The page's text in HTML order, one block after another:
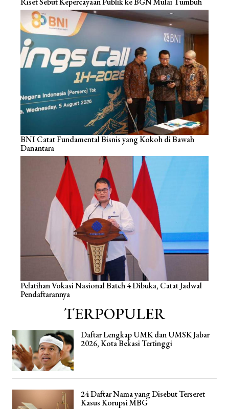
BNI Catat Fundamental Bisnis yang Kokoh di Bawah
Danantara
Pelatihan Vokasi Nasional Batch 4 Dibuka, Catat Jadwal
Pendaftarannya
TERPOPULER
Daftar Lengkap UMK dan UMSK Jabar
2026, Kota Bekasi Tertinggi
24 Daftar Nama yang Disebut Terseret
Kasus Korupsi MBG